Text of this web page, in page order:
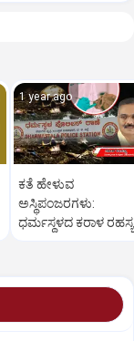
1 year ago
ಕತೆ ಹೇಳುವ
ಅಸ್ಥಿಪಂಜರಗಳು:
ಧರ್ಮಸ್ಥಳದ‌ ಕರಾಳ ರಹಸ್ಯ